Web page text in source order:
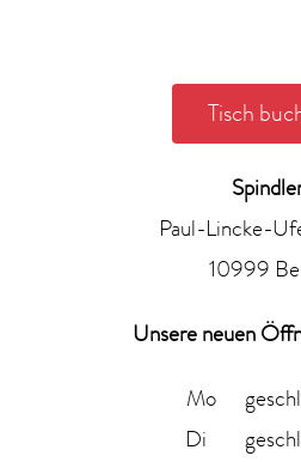
Tisch
Paul-Lincke-
10999
Unsere neuen
Mo
Di